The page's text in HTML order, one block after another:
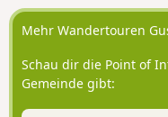
Mehr Wandertouren
Schau dir die Point of
Gemeinde gibt: